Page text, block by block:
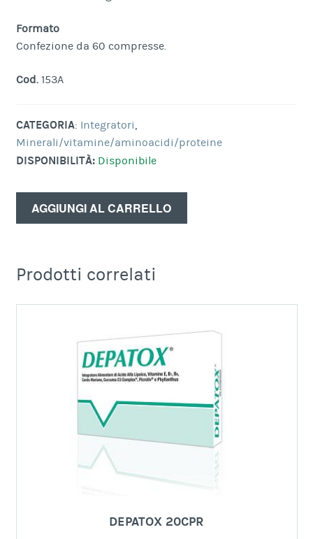
Formato
Confezione da 60 compresse.
Cod.153A
CATEGORIA: Integratori,
Minerali/vitamine/aminoacidi/proteine
DISPONIBILITÀ: Disponibile
AGGIUNGI AL CARRELLO
Prodotti correlati
DEPATOX 20CPR